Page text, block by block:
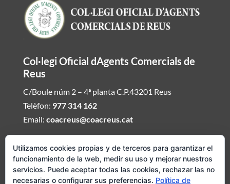
Col·legi Oficial dAgents Comercials de
Reus
C/Boule núm 2 – 4ª planta C.P.43201 Reus
Telèfon: 977 314 162
Email: coacreus@coacreus.cat
Horari del Col·legi dAgents Comercials
De dilluns a divendres de 16:00h a 19:30h
Utilizamos cookies propias y de terceros para garantizar el
funcionamiento de la web, medir su uso y mejorar nuestros
servicios. Puede aceptar todas las cookies, rechazar las no
necesarias o configurar sus preferencias. Política de